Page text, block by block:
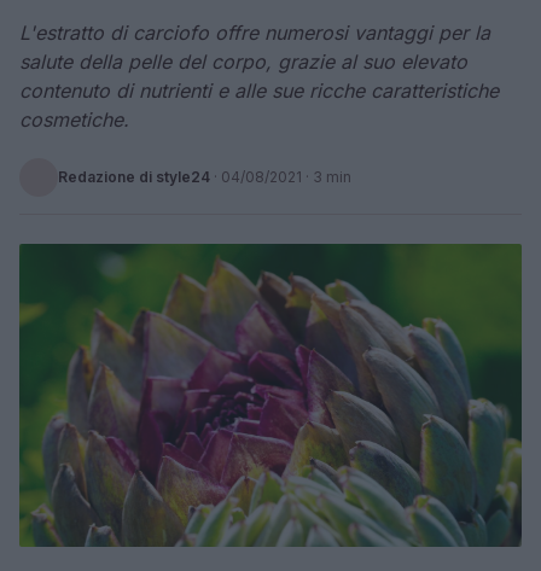
L'estratto di carciofo offre numerosi vantaggi per la
salute della pelle del corpo, grazie al suo elevato
contenuto di nutrienti e alle sue ricche caratteristiche
cosmetiche.
Redazione di style24 · 04/08/2021 · 3 min